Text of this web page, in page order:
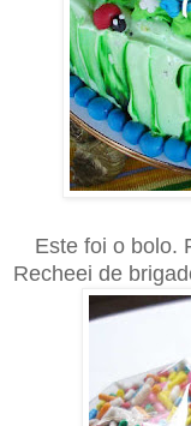
Este foi o bolo.
Recheei de